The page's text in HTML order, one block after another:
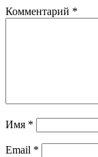
Комментарий *
Имя *
Email *